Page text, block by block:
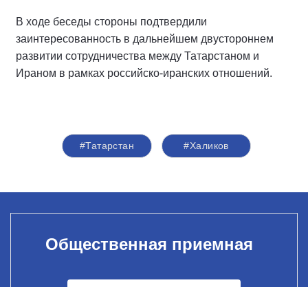
В ходе беседы стороны подтвердили
заинтересованность в дальнейшем двустороннем
развитии сотрудничества между Татарстаном и
Ираном в рамках российско-иранских отношений.
#Татарстан #Халиков
Общественная приемная